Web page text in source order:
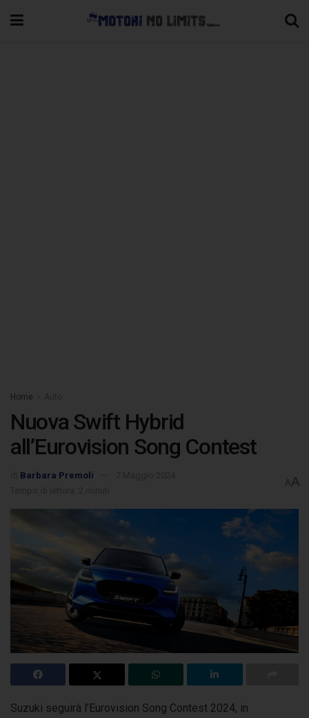
Home
Nuova Swift Hybrid
all’Eurovision Song Contest
Barbara Premoli
AA
Suzuki seguirà l’Eurovision Song Contest 2024, in